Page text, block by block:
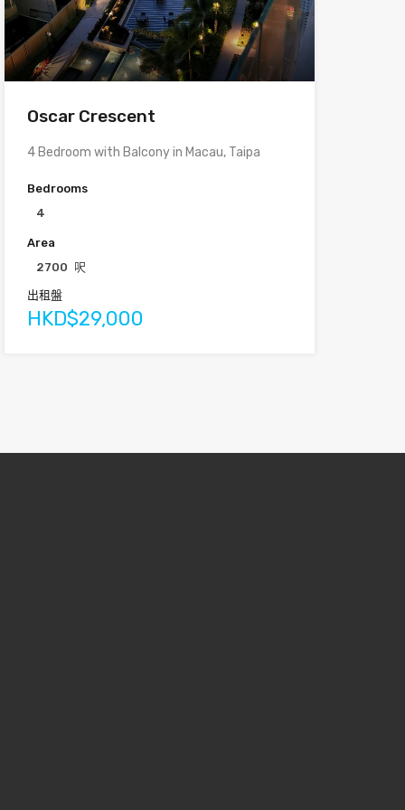
Oscar Crescent
4 Bedroom with Balcony in Macau, Taipa
Bedrooms
4
Area
2700
呎
出租盤
HKD$29,000